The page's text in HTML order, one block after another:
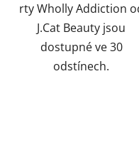
rty Wholly Addiction
J.Cat Beauty jsou
dostupné ve 30
odstínech.